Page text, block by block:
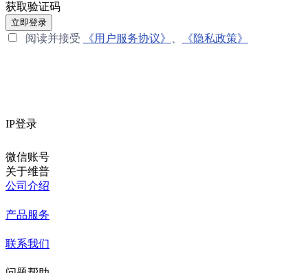
获取验证码
立即登录
阅读并接受 《用户服务协议》 《隐私政策》
IP登录
微信账号
关于维普
公司介绍
产品服务
联系我们